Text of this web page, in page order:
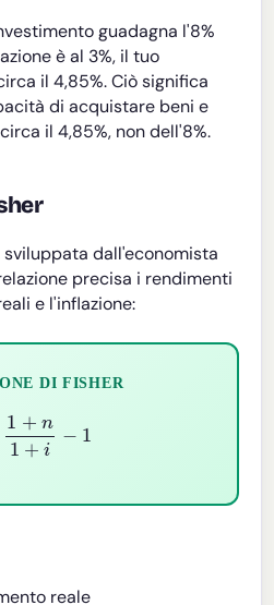
guadagna l'8%
è al 3%, il tuo
il 4,85%. Ciò significa
di acquistare beni e
il 4,85%, non dell'8%.
sviluppata dall'economista
precisa i rendimenti
e l'inflazione:
DI FISHER
1+ n1 +i
reale